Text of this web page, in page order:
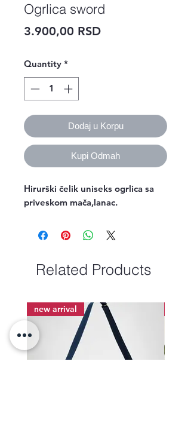
Ogrlica sword
3.900,00 RSDPrice
Quantity *
Dodaj u Korpu
Kupi Odmah
Hirurški čelik uniseks ogrlica sa
priveskom mača,lanac.
Related Products
new arrival